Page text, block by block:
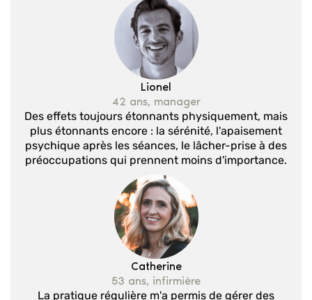
Lionel
42 ans, manager
Des effets toujours étonnants physiquement, mais
plus étonnants encore : la sérénité, l'apaisement
psychique après les séances, le lâcher-prise à des
préoccupations qui prennent moins d'importance.
Catherine
53 ans, infirmière
La pratique régulière m'a permis de gérer des